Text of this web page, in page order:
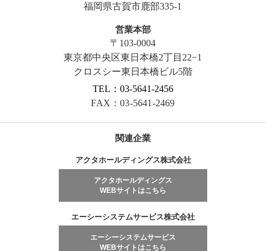
福岡県古賀市鹿部335-1
営業本部
〒103-0004
東京都中央区東日本橋2丁目22−1
クロスシー東日本橋ビル5階
TEL：03-5641-2456
FAX：03-5641-2469
関連企業
アクタホールディングス株式会社
アクタホールディングス
WEBサイトはこちら
エーシーシステムサービス株式会社
エーシーシステムサービス
WEBサイトはこちら